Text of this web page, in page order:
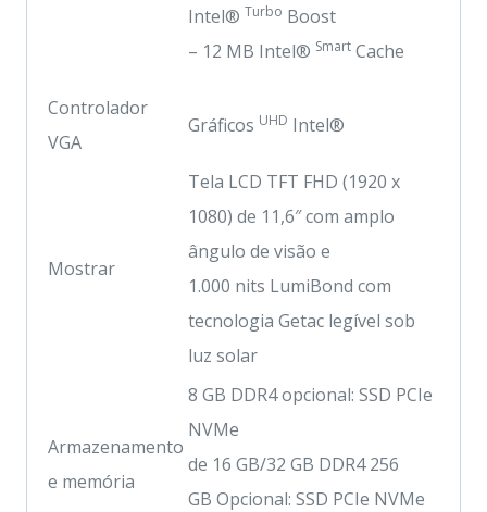
Intel® Turbo Boost
– 12 MB Intel® Smart Cache
Controlador
VGA
Gráficos UHD Intel®
Mostrar
Tela LCD TFT FHD (1920 x
1080) de 11,6″ com amplo
ângulo de visão e
1.000 nits LumiBond com
tecnologia Getac legível sob
luz solar
Armazenamento
e memória
8 GB DDR4 opcional: SSD PCIe
NVMe
de 16 GB/32 GB DDR4 256
GB Opcional: SSD PCIe NVMe